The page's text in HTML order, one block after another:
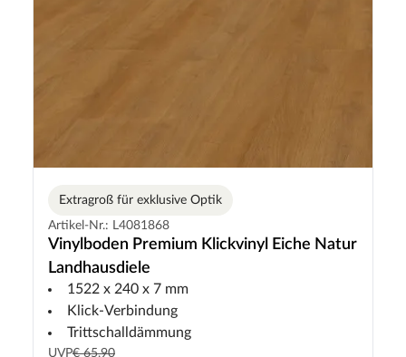
Extragroß für exklusive Optik
Artikel-Nr.: L4081868
Vinylboden Premium Klickvinyl Eiche Natur
Landhausdiele
1522 x 240 x 7 mm
Klick-Verbindung
Trittschalldämmung
UVP€ 65,90